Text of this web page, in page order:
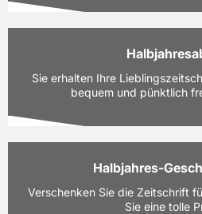
PAYBACK:
176,80
inkl. gesetzl. MwSt. &
Prämie
Ausgaben:
52 Hefte für je
Laufzeit:
12 Monate
PAYBACK:
176,80
inkl. gesetzl. MwSt. &
Prämie
Sie erhalten Ihre
bequem und pünktlich
Ausgaben:
26 Hefte für je
6 Monate
Halbjahres-
Verschenken Sie die Zeitschrift
Sie eine tolle